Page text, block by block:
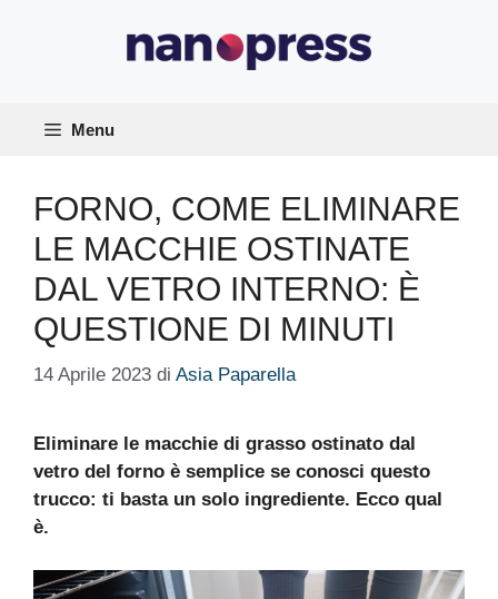
Menu
FORNO, COME ELIMINARE
LE MACCHIE OSTINATE
DAL VETRO INTERNO: È
QUESTIONE DI MINUTI
14 Aprile 2023 di Asia Paparella
Eliminare le macchie di grasso ostinato dal
vetro del forno è semplice se conosci questo
trucco: ti basta un solo ingrediente. Ecco qual
è.